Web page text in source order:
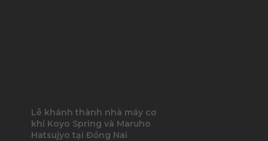
Lễ khánh thành nhà máy cơ
khí Koyo Spring và Maruho
Hatsujyo tại Đồng Nai